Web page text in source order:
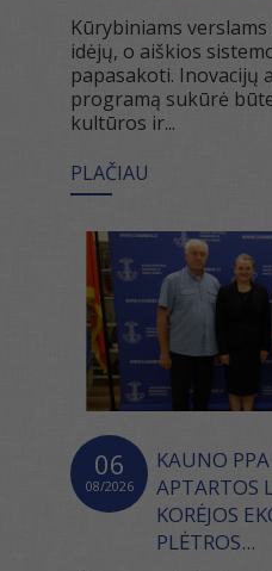
Kūrybiniams
idėjų, o aiškios
papasakoti. Inovacijų
programą sukūrė
kultūros ir...
PLAČIAU
06
08/2026
KAUNO
APTARTOS
KORĖJOS
PLĖTROS...